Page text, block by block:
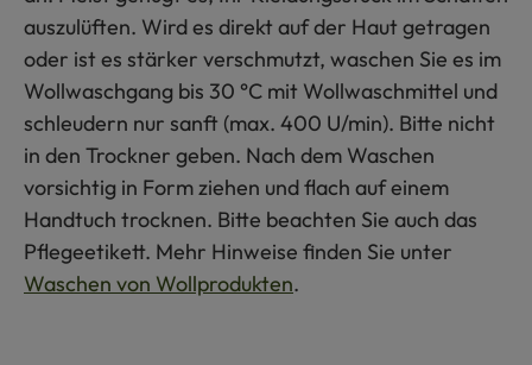
auszulüften. Wird es direkt auf der Haut getragen
oder ist es stärker verschmutzt, waschen Sie es im
Wollwaschgang bis 30 °C mit Wollwaschmittel und
schleudern nur sanft (max. 400 U/min). Bitte nicht
in den Trockner geben. Nach dem Waschen
vorsichtig in Form ziehen und flach auf einem
Handtuch trocknen. Bitte beachten Sie auch das
Pflegeetikett. Mehr Hinweise finden Sie unter
Waschen von Wollprodukten.